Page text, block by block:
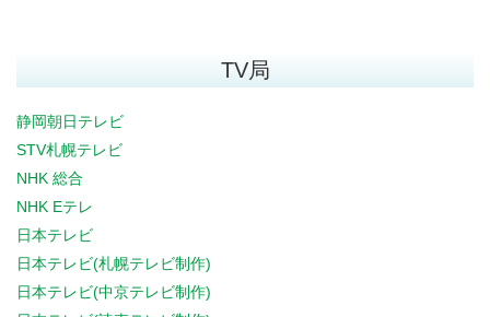
TV局
静岡朝日テレビ
STV札幌テレビ
NHK 総合
NHK Eテレ
日本テレビ
日本テレビ(札幌テレビ制作)
日本テレビ(中京テレビ制作)